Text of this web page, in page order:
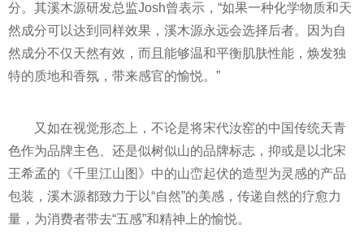
分。其溪木源研发总监Josh曾表示，“如果一种化学物质和天
然成分可以达到同样效果，溪木源永远会选择后者。因为自
然成分不仅天然有效，而且能够温和平衡肌肤性能，焕发独
特的质地和香氛，带来感官的愉悦。”
又如在视觉形态上，不论是将宋代汝窑的中国传统天青
色作为品牌主色、还是似树似山的品牌标志，抑或是以北宋
王希孟的《千里江山图》中的山峦起伏的造型为灵感的产品
包装，溪木源都致力于以“自然”的美感，传递自然的疗愈力
量，为消费者带去“五感”和精神 上的愉悦。